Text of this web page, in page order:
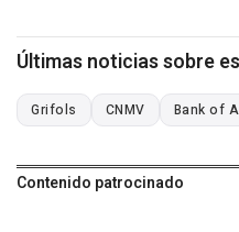
Últimas noticias sobre
Grifols CNMV Bank of
Contenido patrocinado